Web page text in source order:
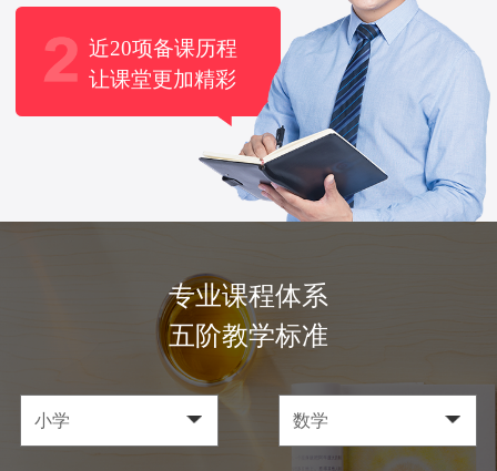
近20项备课历程
让课堂更加精彩
专业课程体系
五阶教学标准